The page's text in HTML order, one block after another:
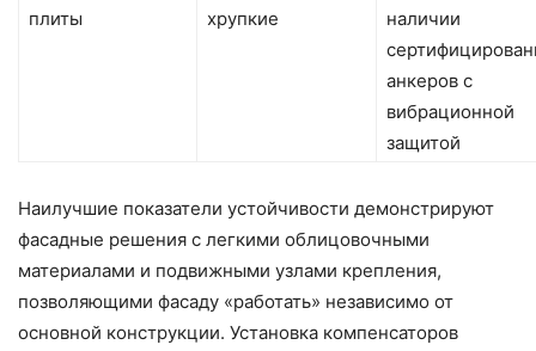
плиты хрупкие
наличии
анкеров с
вибрационной
защитой
Наилучшие показатели устойчивости демонстрируют
фасадные решения с легкими облицовочными
материалами и подвижными узлами крепления,
позволяющими фасаду «работать» независимо от
основной конструкции. Установка компенсаторов